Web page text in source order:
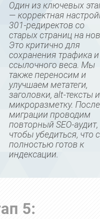
Один из ключевых
— корректная
301-редиректов со
старых страниц на
Это критично для
сохранения трафика и
ссылочного веса. Мы
также переносим и
улучшаем метатеги,
заголовки, alt-тексты и
микроразметку. После
миграции проводим
повторный SEO-аудит,
чтобы убедиться, что
полностью готов к
индексации.
5: